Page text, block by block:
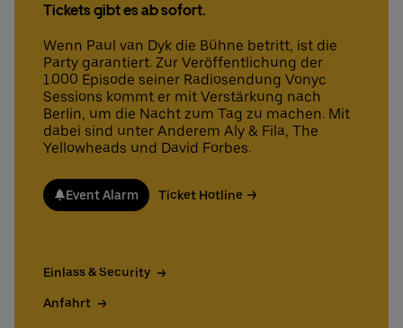
Tickets gibt es ab sofort.
Wenn Paul van Dyk die Bühne betritt, ist die
Party garantiert. Zur Veröffentlichung der
1.000 Episode seiner Radiosendung Vonyc
Sessions kommt er mit Verstärkung nach
Berlin, um die Nacht zum Tag zu machen. Mit
dabei sind unter Anderem Aly & Fila, The
Yellowheads und David Forbes.
Event Alarm Ticket Hotline
Einlass & Security
Anfahrt